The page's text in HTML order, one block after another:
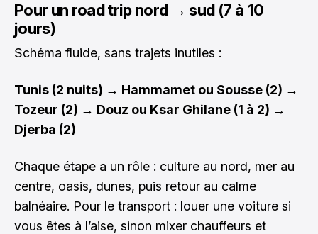
Pour un road trip nord → sud (7 à 10
jours)
Schéma fluide, sans trajets inutiles :
Tunis (2 nuits) → Hammamet ou Sousse (2) →
Tozeur (2) → Douz ou Ksar Ghilane (1 à 2) →
Djerba (2)
Chaque étape a un rôle : culture au nord, mer au
centre, oasis, dunes, puis retour au calme
balnéaire. Pour le transport : louer une voiture si
vous êtes à l’aise, sinon mixer chauffeurs et